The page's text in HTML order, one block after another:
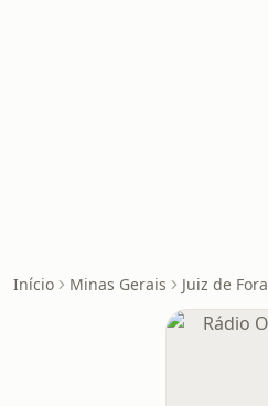
Início Minas Gerais Juiz de Fora